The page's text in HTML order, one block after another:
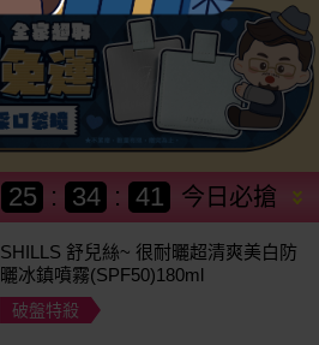
今日必搶
25 : 34 : 39
SHILLS 舒兒絲~ 很耐曬超清爽美白防
曬冰鎮噴霧(SPF50)180ml
破盤特殺